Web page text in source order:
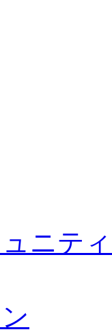
について
2026/27シーズン試
2026/27シーズン「
）
ニティ